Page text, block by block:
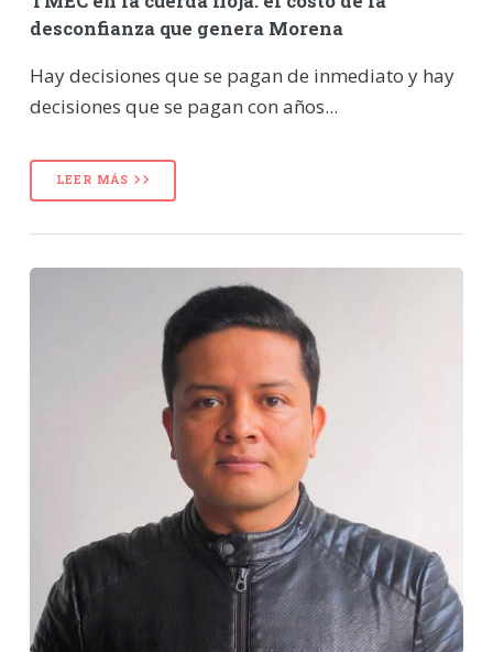
desconfianza que genera Morena
Hay decisiones que se pagan de inmediato y hay
decisiones que se pagan con años...
LEER MÁS